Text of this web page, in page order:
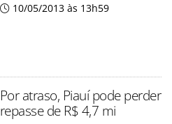
10/05/2013 às 13h59
Por atraso, Piauí pode perder
repasse de R$ 4,7 mi